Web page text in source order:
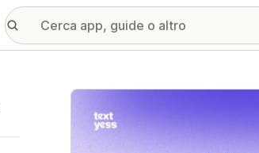
Galleria immagini in evidenza